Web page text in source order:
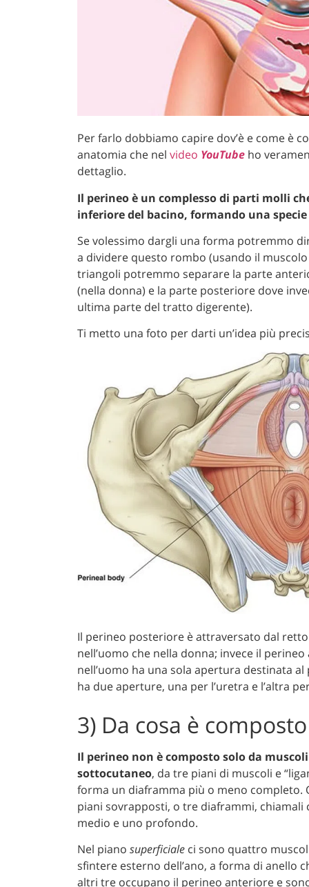
Per farlo dobbiamo capire dov’è e come è
anatomia che nel video YouTube ho
dettaglio.
Il perineo è un complesso di parti molli
inferiore del bacino, formando una
Se volessimo dargli una forma potremmo
a dividere questo rombo (usando il
triangoli potremmo separare la parte
(nella donna) e la parte posteriore dove
ultima parte del tratto digerente).
Ti metto una foto per darti un’idea più
Il perineo posteriore è attraversato dal
nell’uomo che nella donna; invece il
nell’uomo ha una sola apertura destinata
ha due aperture, una per l’uretra e l’altra
3) Da cosa è
Il perineo non è composto solo da
sottocutaneo, da tre piani di muscoli e
forma un diaframma più o meno
piani sovrapposti, o tre diaframmi,
medio e uno profondo.
Nel piano superficiale ci sono quattro
sfintere esterno dell’ano, a forma di anello
altri tre occupano il perineo anteriore e